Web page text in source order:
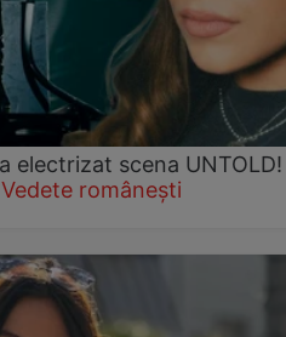
electrizat scena UNTOLD!
Vedete românești